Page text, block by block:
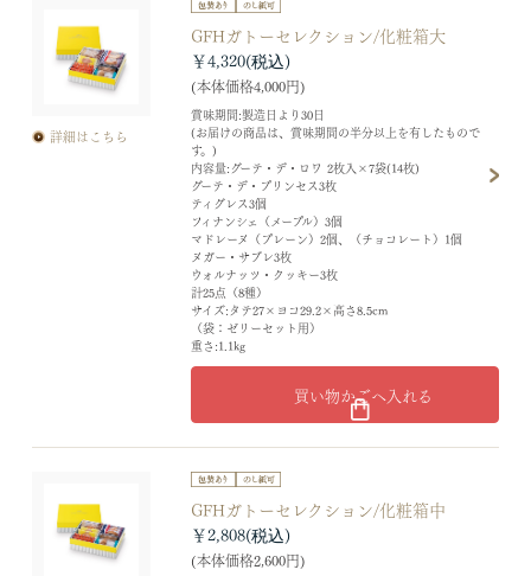
詳細はこちら
GFHガトーセレクション/化粧箱大
賞味期間:製造日より30日
(お届けの商品は、賞味期間の半分以上を有したもので
す。)
内容量:グーテ・デ・ロワ 2枚入×7袋(14枚)
グーテ・デ・プリンセス3枚
ティグレス3個
フィナンシェ（メープル）3個
マドレーヌ（プレーン）2個、（チョコレート）1個
ヌガー・サブレ3枚
ウォルナッツ・クッキー3枚
計25点（8種）
サイズ:タテ27×ヨコ29.2×高さ8.5cm
（袋：ゼリーセット用）
重さ:1.1kg
￥4,320
(本体価格4,000円)
買い物かごへ入れる
GFHガトーセレクション/化粧箱中
￥2,808
(本体価格2,600円)